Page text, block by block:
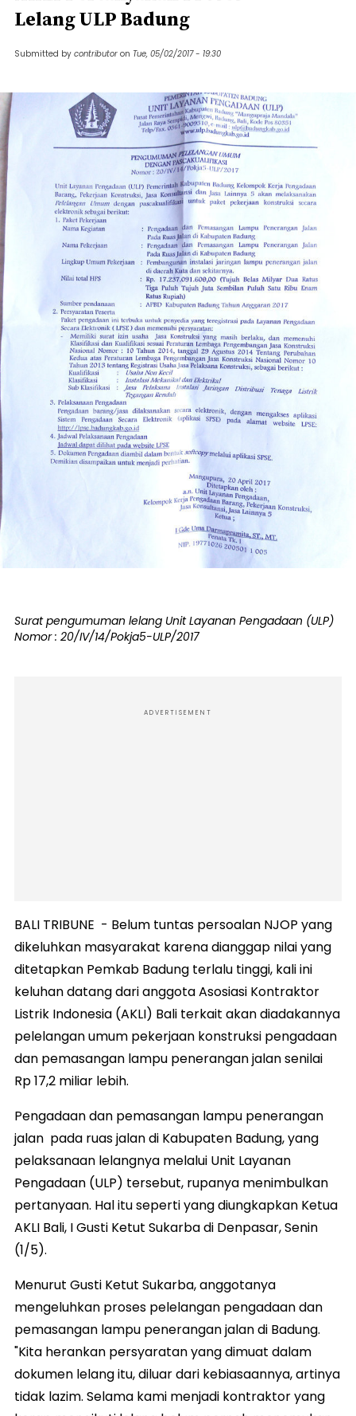
Lelang ULP Badung
Submitted by contributor on Tue, 05/02/2017 - 19:30
Surat pengumuman lelang Unit Layanan Pengadaan (ULP)
Nomor : 20/IV/14/Pokja5-ULP/2017
ADVERTISEMENT
BALI TRIBUNE - Belum tuntas persoalan NJOP yang
dikeluhkan masyarakat karena dianggap nilai yang
ditetapkan Pemkab Badung terlalu tinggi, kali ini
keluhan datang dari anggota Asosiasi Kontraktor
Listrik Indonesia (AKLI) Bali terkait akan diadakannya
pelelangan umum pekerjaan konstruksi pengadaan
dan pemasangan lampu penerangan jalan senilai
Rp 17,2 miliar lebih.
Pengadaan dan pemasangan lampu penerangan
jalan pada ruas jalan di Kabupaten Badung, yang
pelaksanaan lelangnya melalui Unit Layanan
Pengadaan (ULP) tersebut, rupanya menimbulkan
pertanyaan. Hal itu seperti yang diungkapkan Ketua
AKLI Bali, I Gusti Ketut Sukarba di Denpasar, Senin
(1/5).
Menurut Gusti Ketut Sukarba, anggotanya
mengeluhkan proses pelelangan pengadaan dan
pemasangan lampu penerangan jalan di Badung.
"Kita herankan persyaratan yang dimuat dalam
dokumen lelang itu, diluar dari kebiasaannya, artinya
tidak lazim. Selama kami menjadi kontraktor yang